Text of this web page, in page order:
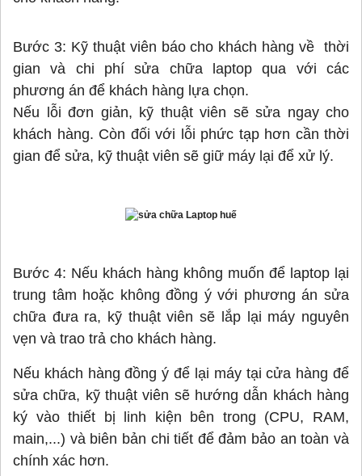
Bước 3: Kỹ thuật viên báo cho khách hàng về thời
gian và chi phí sửa chữa laptop qua với các
phương án để khách hàng lựa chọn.
Nếu lỗi đơn giản, kỹ thuật viên sẽ sửa ngay cho
khách hàng. Còn đối với lỗi phức tạp hơn cần thời
gian để sửa, kỹ thuật viên sẽ giữ máy lại để xử lý.
Bước 4: Nếu khách hàng không muốn để laptop lại
trung tâm hoặc không đồng ý với phương án sửa
chữa đưa ra, kỹ thuật viên sẽ lắp lại máy nguyên
vẹn và trao trả cho khách hàng.
Nếu khách hàng đồng ý để lại máy tại cửa hàng để
sửa chữa, kỹ thuật viên sẽ hướng dẫn khách hàng
ký vào thiết bị linh kiện bên trong (CPU, RAM,
main,...) và biên bản chi tiết để đảm bảo an toàn và
chính xác hơn.